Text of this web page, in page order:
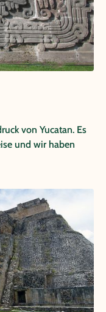
von Yucatan. Es
und wir haben